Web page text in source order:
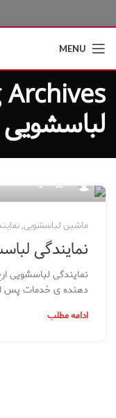
MENU
مدیر سایت
ماشین لباسشویی,
نمایندگی
نمایندگی لباسشویی
دهنده ی خدمات پس
ادامه مطلب